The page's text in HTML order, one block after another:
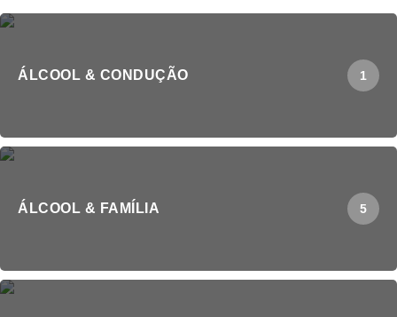
ÁLCOOL & CONDUÇÃO 1
ÁLCOOL & FAMÍLIA 5